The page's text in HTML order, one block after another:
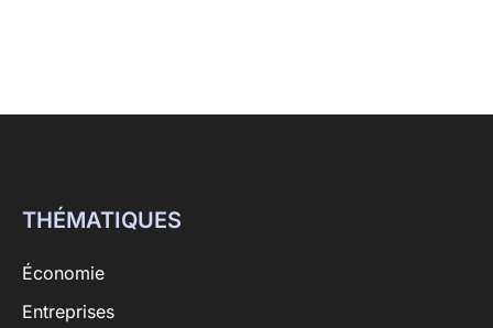
THÉMATIQUES
Économie
Entreprises